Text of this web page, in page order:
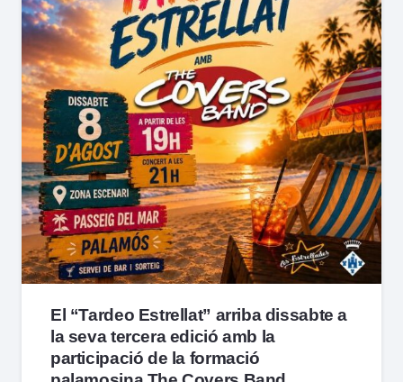
El “Tardeo Estrellat” arriba dissabte a
la seva tercera edició amb la
participació de la formació